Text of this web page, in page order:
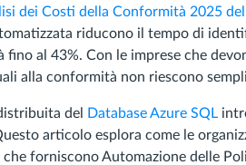
dei Costi della Conformità 2025
riducono il tempo di
fino al 43%. Con le imprese che
alla conformità non riescono
del Database Azure SQL
articolo esplora come le
che forniscono Automazione delle